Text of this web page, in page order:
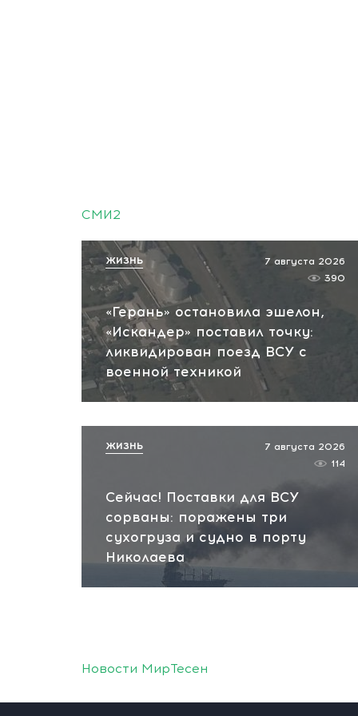
СМИ2
«Герань» остановила эшелон,
«Искандер» поставил точку:
ликвидирован поезд ВСУ с
военной техникой
7 августа 2026
390
ЖИЗНЬ
Сейчас! Поставки для ВСУ
сорваны: поражены три
сухогруза и судно в порту
Николаева
7 августа 2026
114
ЖИЗНЬ
Новости МирТесен